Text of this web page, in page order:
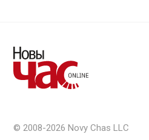
© 2008-2026 Novy Chas LLC